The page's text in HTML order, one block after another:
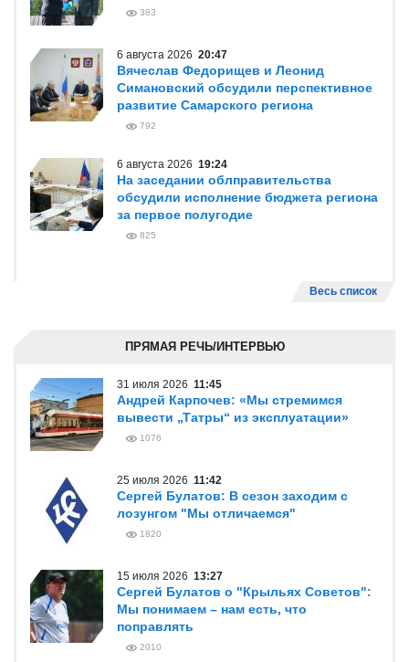
383
6 августа 2026 20:47
Вячеслав Федорищев и Леонид
Симановский обсудили перспективное
развитие Самарского региона
792
6 августа 2026 19:24
На заседании облправительства
обсудили исполнение бюджета региона
за первое полугодие
825
Весь список
ПРЯМАЯ РЕЧЬ/ИНТЕРВЬЮ
31 июля 2026 11:45
Андрей Карпочев: «Мы стремимся
вывести „Татры“ из эксплуатации»
1076
25 июля 2026 11:42
Сергей Булатов: В сезон заходим с
лозунгом "Мы отличаемся"
1820
15 июля 2026 13:27
Сергей Булатов о "Крыльях Советов":
Мы понимаем – нам есть, что
поправлять
2010